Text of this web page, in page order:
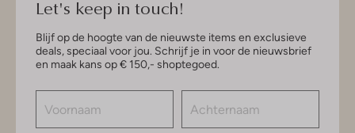
Let's keep in touch!
Blijf op de hoogte van de nieuwste items en exclusieve
deals, speciaal voor jou. Schrijf je in voor de nieuwsbrief
en maak kans op € 150,- shoptegoed.